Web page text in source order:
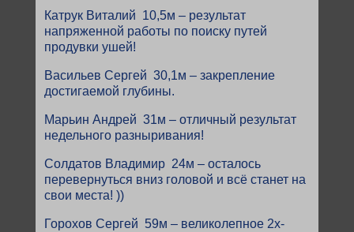
Катрук Виталий 10,5м – результат
напряженной работы по поиску путей
продувки ушей!
Васильев Сергей 30,1м – закрепление
достигаемой глубины.
Марьин Андрей 31м – отличный результат
недельного разныривания!
Солдатов Владимир 24м – осталось
перевернуться вниз головой и всё станет на
свои места! ))
Горохов Сергей 59м – великолепное 2х-